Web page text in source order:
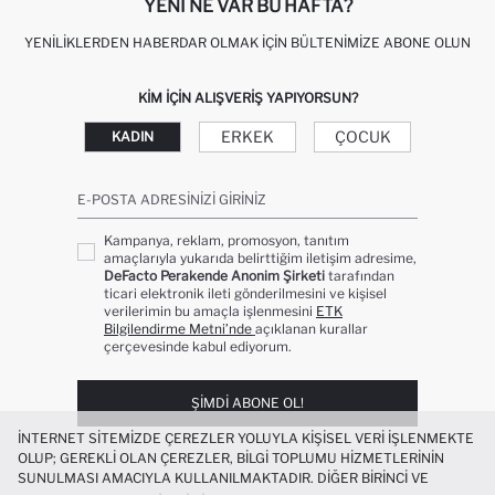
YENI NE VAR BU HAFTA?
YENILIKLERDEN HABERDAR OLMAK İÇIN BÜLTENIMIZE ABONE OLUN
KIM IÇIN ALIŞVERIŞ YAPIYORSUN?
KADIN ERKEK ÇOCUK
E-POSTA ADRESINIZI GIRINIZ
Kampanya, reklam, promosyon, tanıtım
amaçlarıyla yukarıda belirttiğim iletişim adresime,
DeFacto Perakende Anonim Şirketi tarafından
ticari elektronik ileti gönderilmesini ve kişisel
verilerimin bu amaçla işlenmesini ETK
Bilgilendirme Metni’nde açıklanan kurallar
çerçevesinde kabul ediyorum.
ŞIMDI ABONE OL!
İNTERNET SITEMIZDE ÇEREZLER YOLUYLA KIŞISEL VERI IŞLENMEKTE
OLUP; GEREKLI OLAN ÇEREZLER, BILGI TOPLUMU HIZMETLERININ
SUNULMASI AMACIYLA KULLANILMAKTADIR. DIĞER BIRINCI VE